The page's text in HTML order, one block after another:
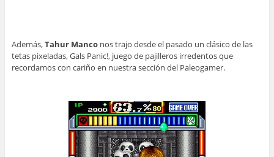
Además,Tahur Manconos trajo desde el pasado un clásico de las
tetas pixeladas, Gals Panic!, juego de pajilleros irredentos que
recordamos con cariño en nuestra sección del Paleogamer.